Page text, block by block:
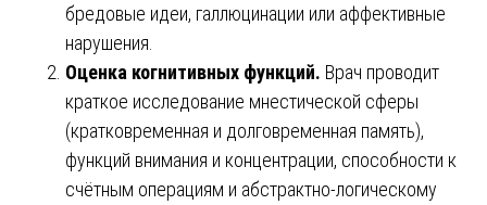
бредовые идеи, галлюцинации или аффективные
нарушения.
Оценка когнитивных функций. Врач проводит
краткое исследование мнестической сферы
(кратковременная и долговременная память),
функций внимания и концентрации, способности к
счётным операциям и абстрактно-логическому